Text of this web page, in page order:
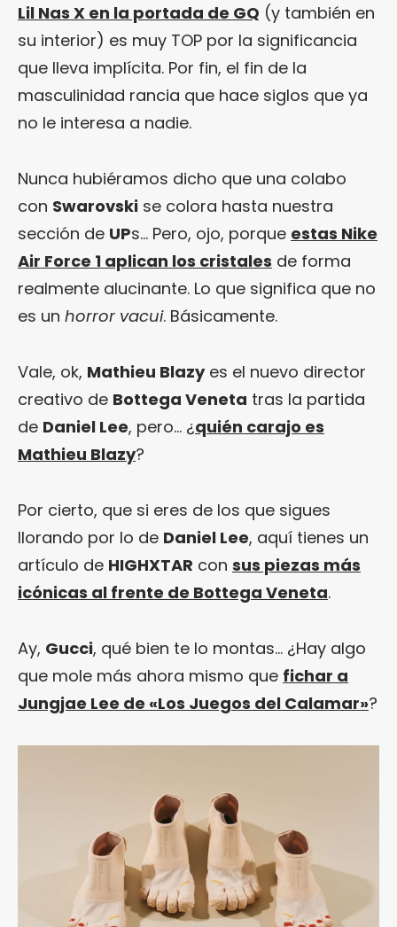
Lil Nas X en la portada de GQ (y también en
su interior) es muy TOP por la significancia
que lleva implícita. Por fin, el fin de la
masculinidad rancia que hace siglos que ya
no le interesa a nadie.
Nunca hubiéramos dicho que una colabo
con Swarovski se colora hasta nuestra
sección de UPs… Pero, ojo, porque estas Nike
Air Force 1 aplican los cristales de forma
realmente alucinante. Lo que significa que no
es un horror vacui. Básicamente.
Vale, ok, Mathieu Blazyes el nuevo director
creativo de Bottega Veneta tras la partida
de Daniel Lee, pero… ¿quién carajo es
Mathieu Blazy?
Por cierto, que si eres de los que sigues
llorando por lo de Daniel Lee, aquí tienes un
artículo de HIGHXTAR con sus piezas más
icónicas al frente de Bottega Veneta.
Ay, Gucci, qué bien te lo montas… ¿Hay algo
que mole más ahora mismo que fichar a
Jungjae Lee de «Los Juegos del Calamar»?